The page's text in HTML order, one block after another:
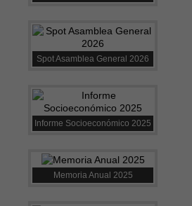
Spot Asamblea General 2026
Informe Socioeconómico 2025
Memoria Anual 2025